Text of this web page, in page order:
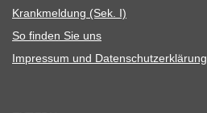
Krank­mel­dung (Sek. I)
So fin­den Sie uns
Impres­sum und Datenschutzerklärung